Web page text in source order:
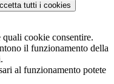
tutti i cookies
quali cookie consentire.
il funzionamento della
al funzionamento potete